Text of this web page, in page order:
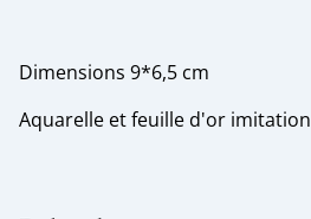
Dimensions 9*6,5 cm
Aquarelle et feuille d'or imitation